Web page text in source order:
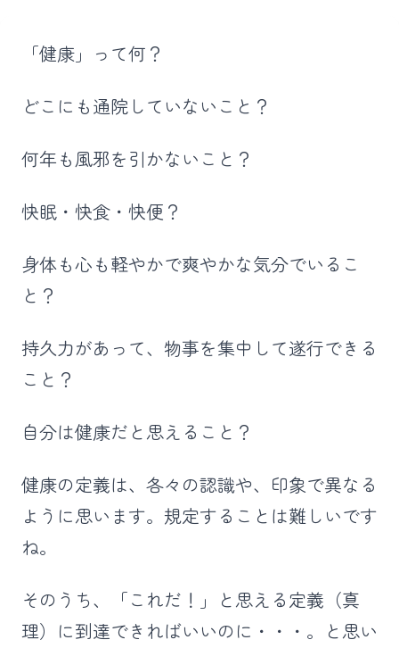
「健康」って何？
どこにも通院していないこと？
何年も風邪を引かないこと？
快眠・快食・快便？
身体も心も軽やかで爽やかな気分でいるこ
と？
持久力があって、物事を集中して遂行できる
こと？
自分は健康だと思えること？
健康の定義は、各々の認識や、印象で異なる
ように思います。規定することは難しいです
ね。
そのうち、「これだ！」と思える定義（真
理）に到達できればいいのに・・・。と思い